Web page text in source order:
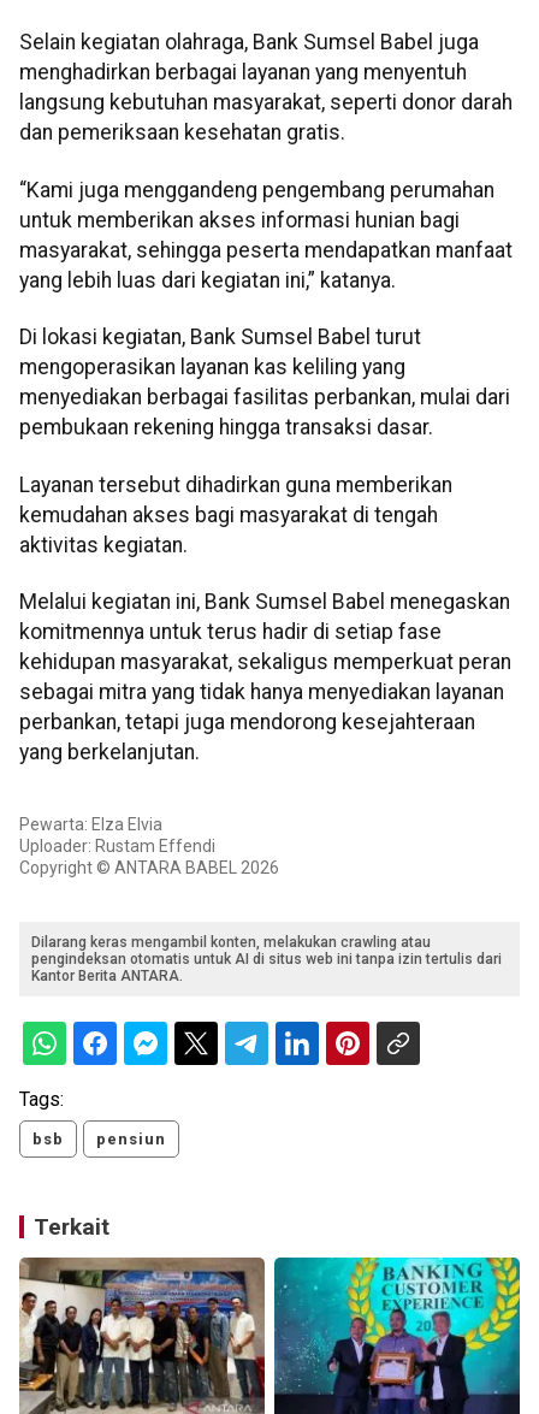
Selain kegiatan olahraga, Bank Sumsel Babel juga
menghadirkan berbagai layanan yang menyentuh
langsung kebutuhan masyarakat, seperti donor darah
dan pemeriksaan kesehatan gratis.
“Kami juga menggandeng pengembang perumahan
untuk memberikan akses informasi hunian bagi
masyarakat, sehingga peserta mendapatkan manfaat
yang lebih luas dari kegiatan ini,” katanya.
Di lokasi kegiatan, Bank Sumsel Babel turut
mengoperasikan layanan kas keliling yang
menyediakan berbagai fasilitas perbankan, mulai dari
pembukaan rekening hingga transaksi dasar.
Layanan tersebut dihadirkan guna memberikan
kemudahan akses bagi masyarakat di tengah
aktivitas kegiatan.
Melalui kegiatan ini, Bank Sumsel Babel menegaskan
komitmennya untuk terus hadir di setiap fase
kehidupan masyarakat, sekaligus memperkuat peran
sebagai mitra yang tidak hanya menyediakan layanan
perbankan, tetapi juga mendorong kesejahteraan
yang berkelanjutan.
Pewarta: Elza Elvia
Uploader: Rustam Effendi
Copyright © ANTARA BABEL 2026
Dilarang keras mengambil konten, melakukan crawling atau
pengindeksan otomatis untuk AI di situs web ini tanpa izin tertulis dari
Kantor Berita ANTARA.
Tags:
bsb pensiun
Terkait